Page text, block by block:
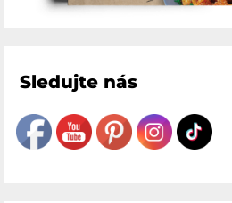
Sledujte nás